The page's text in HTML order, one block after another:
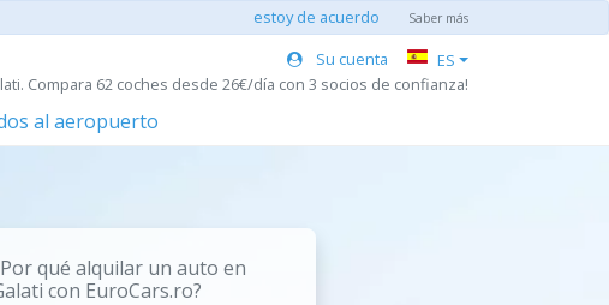
estoy de acuerdo Saber más
Su cuenta
ES
Compara 62 coches desde 26€/día con 3 socios de confianza!
al aeropuerto
qué alquilar un auto en
con EuroCars.ro?